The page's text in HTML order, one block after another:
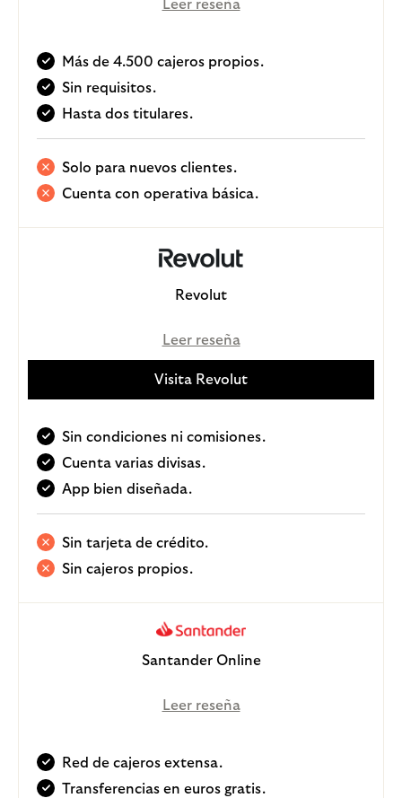
Leer reseña
Más de 4.500 cajeros propios.
Sin requisitos.
Hasta dos titulares.
Solo para nuevos clientes.
Cuenta con operativa básica.
Revolut
Leer reseña
Visita Revolut
Sin condiciones ni comisiones.
Cuenta varias divisas.
App bien diseñada.
Sin tarjeta de crédito.
Sin cajeros propios.
Santander Online
Leer reseña
Red de cajeros extensa.
Transferencias en euros gratis.